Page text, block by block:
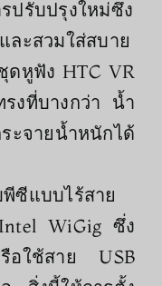
ปรับปรุงใหม่ซึ่ง
ละสวมใส่สบาย
ดหูฟัง HTC VR
งที่บางกว่า น้ำ
ะจายน้ำหนักได้
ซีแบบไร้สาย
WiGig ซึ่ง
อใช้สาย USB